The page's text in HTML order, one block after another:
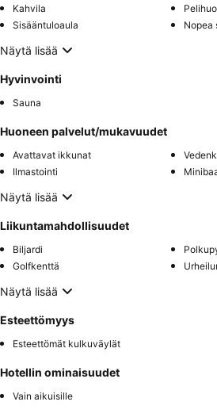
Kahvila
Sisääntuloaula
Nopea
Näytä lisää
Hyvinvointi
Sauna
Huoneen palvelut/mukavuudet
Avattavat ikkunat
Ilmastointi
Näytä lisää
Liikuntamahdollisuudet
Biljardi
Golfkenttä
Näytä lisää
Esteettömyys
Esteettömät kulkuväylät
Hotellin ominaisuudet
Vain aikuisille